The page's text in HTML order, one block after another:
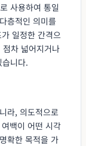
사용하여 통일
층적인 의미를
일정한 간격으
차 넓어지거나
니다.
라, 의도적으로
백이 어떤 시각
확한 목적을 가